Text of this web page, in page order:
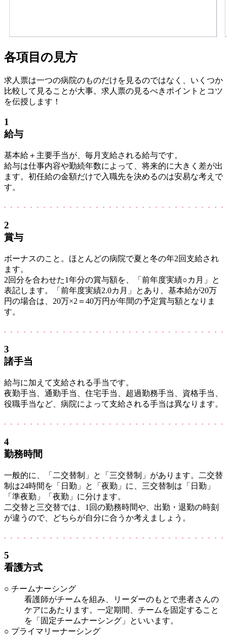
各項目の見方
求人票は一つの病院のものだけを見るのではなく、いくつか
比較して見ることが大事。求人票の見るべきポイントとコツ
を伝授します！
1
給与
基本給＋主要手当が、毎月支給される給与です。
給与は仕事内容や勤続年数によって、将来的に大きく差が出
ます。初任給の金額だけで入職先を決めるのは安易な考えで
す。
2
賞与
ボーナスのこと。ほとんどの病院で夏と冬の年2回支給され
ます。
2回分を合わせた1年分の賞与額を、「前年度実績○カ月」と
表記します。「前年度実績2.0カ月」とあり、基本給が20万
円の場合は、20万×2＝40万円が年間の予定賞与額となりま
す。
3
諸手当
給与に加えて支給される手当です。
夜勤手当、通勤手当、住宅手当、超過勤務手当、資格手当、
役職手当など、病院によって支給される手当は異なります。
4
勤務時間
一般的に、「二交替制」と「三交替制」があります。二交替
制は24時間を「日勤」と「夜勤」に、三交替制は「日勤」
「準夜勤」「夜勤」に分けます。
二交替と三交替では、1回の勤務時間や、出勤・退勤の時刻
が違うので、どちらが自分に合うか考えましょう。
5
看護方式
○ チームナーシング
看護師がチームを組み、リーダーのもとで患者さんの
ケアにあたります。一定期間、チームを固定すること
を「固定チームナーシング」といいます。
○ プライマリーナーシング